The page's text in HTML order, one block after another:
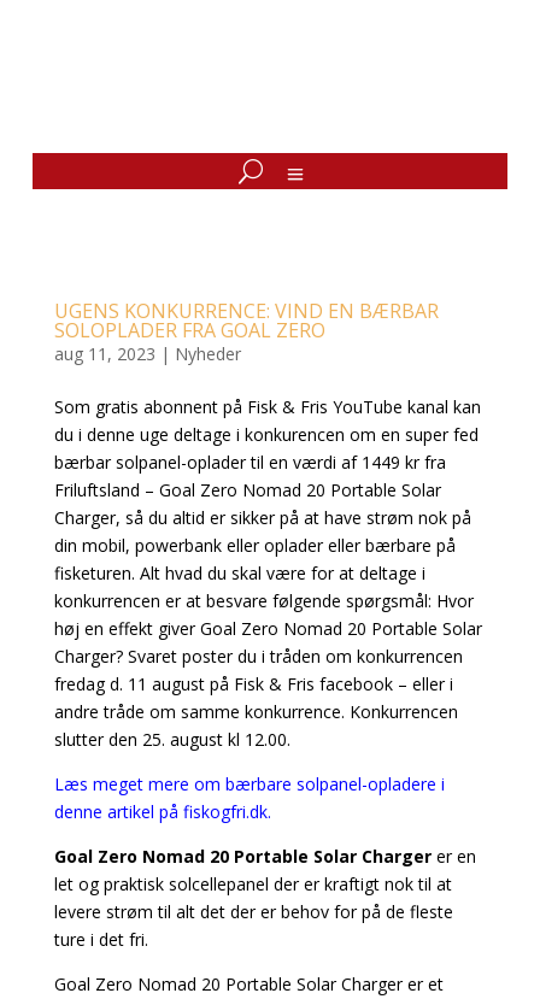
UGENS KONKURRENCE: VIND EN BÆRBAR
SOLOPLADER FRA GOAL ZERO
aug 11, 2023 | Nyheder
Som gratis abonnent på Fisk & Fris YouTube kanal kan
du i denne uge deltage i konkurencen om en super fed
bærbar solpanel-oplader til en værdi af 1449 kr fra
Friluftsland – Goal Zero Nomad 20 Portable Solar
Charger, så du altid er sikker på at have strøm nok på
din mobil, powerbank eller oplader eller bærbare på
fisketuren. Alt hvad du skal være for at deltage i
konkurrencen er at besvare følgende spørgsmål: Hvor
høj en effekt giver Goal Zero Nomad 20 Portable Solar
Charger? Svaret poster du i tråden om konkurrencen
fredag d. 11 august på Fisk & Fris facebook – eller i
andre tråde om samme konkurrence. Konkurrencen
slutter den 25. august kl 12.00.
Læs meget mere om bærbare solpanel-opladere i
denne artikel på fiskogfri.dk.
Goal Zero Nomad 20 Portable Solar Charger er en
let og praktisk solcellepanel der er kraftigt nok til at
levere strøm til alt det der er behov for på de fleste
ture i det fri.
Goal Zero Nomad 20 Portable Solar Charger er et